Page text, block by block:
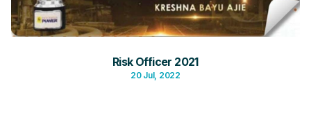
Risk Officer 2021
20 Jul, 2022